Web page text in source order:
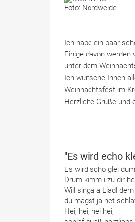
Foto: Nordweide
Ich habe ein paar
Einige davon werden
unter dem
Ich wünsche Ihnen
Weihnachtsfest im
Herzliche Grüße und
"Es wird echo
Es wird scho glei
Drum kimm i zu dir
Will singa a Liadl
du magst ja net
Hei, hei, hei hei,